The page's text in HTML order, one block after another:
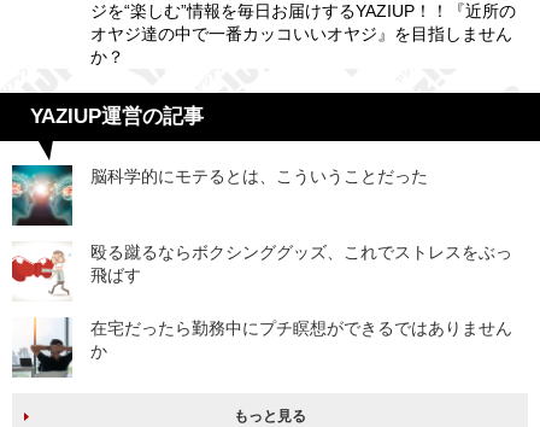
ジを“楽しむ”情報を毎日お届けするYAZIUP！！『近所の
オヤジ達の中で一番カッコいいオヤジ』を目指しません
か？
YAZIUP運営の記事
脳科学的にモテるとは、こういうことだった
殴る蹴るならボクシンググッズ、これでストレスをぶっ
飛ばす
在宅だったら勤務中にプチ瞑想ができるではありません
か
もっと見る